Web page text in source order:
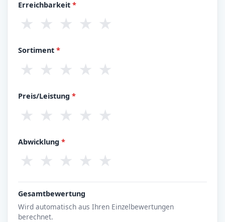
Erreichbarkeit*
★ ★ ★ ★ ★
Sortiment*
★ ★ ★ ★ ★
Preis/Leistung*
★ ★ ★ ★ ★
Abwicklung*
★ ★ ★ ★ ★
Gesamtbewertung
Wird automatisch aus Ihren Einzelbewertungen
berechnet.